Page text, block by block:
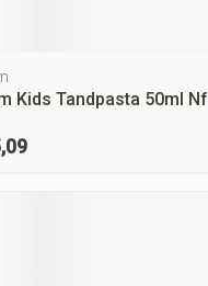
Kids Tandpasta 50ml Nf